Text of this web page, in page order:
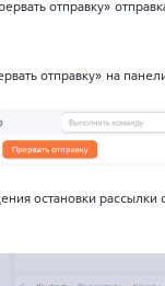
отправку»
отправку» на
остановки рассылки